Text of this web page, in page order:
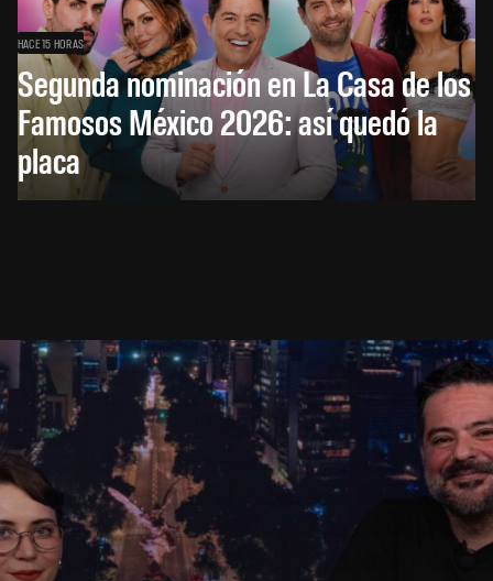
HACE 15 HORAS
Segunda nominación en La Casa de los
Famosos México 2026: así quedó la
placa